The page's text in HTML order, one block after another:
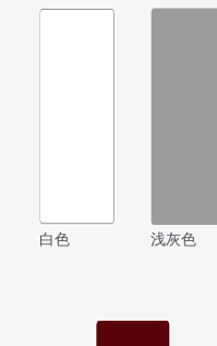
白色 浅灰色